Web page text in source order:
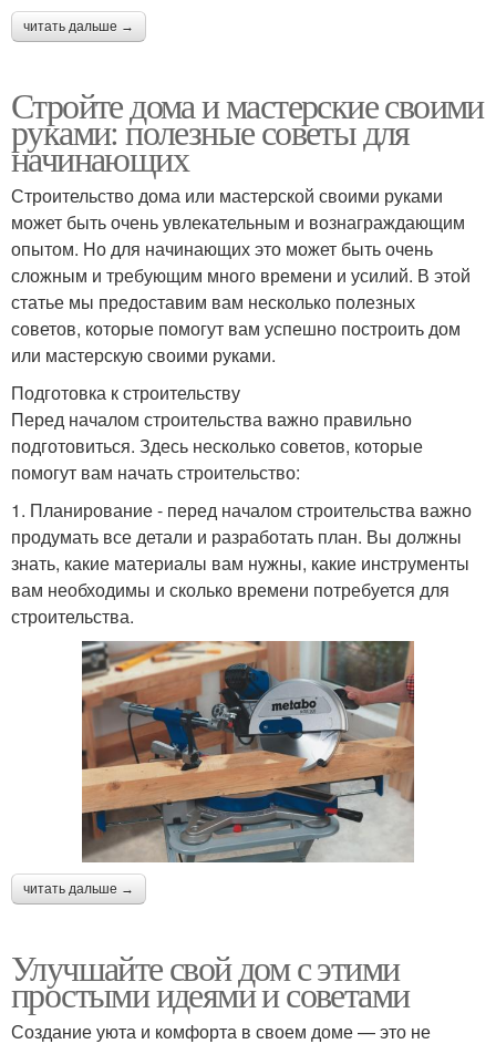
читать дальше →
Стройте дома и мастерские своими
руками: полезные советы для
начинающих
Строительство дома или мастерской своими руками
может быть очень увлекательным и вознаграждающим
опытом. Но для начинающих это может быть очень
сложным и требующим много времени и усилий. В этой
статье мы предоставим вам несколько полезных
советов, которые помогут вам успешно построить дом
или мастерскую своими руками.
Подготовка к строительству
Перед началом строительства важно правильно
подготовиться. Здесь несколько советов, которые
помогут вам начать строительство:
1. Планирование - перед началом строительства важно
продумать все детали и разработать план. Вы должны
знать, какие материалы вам нужны, какие инструменты
вам необходимы и сколько времени потребуется для
строительства.
читать дальше →
Улучшайте свой дом с этими
простыми идеями и советами
Создание уюта и комфорта в своем доме — это не